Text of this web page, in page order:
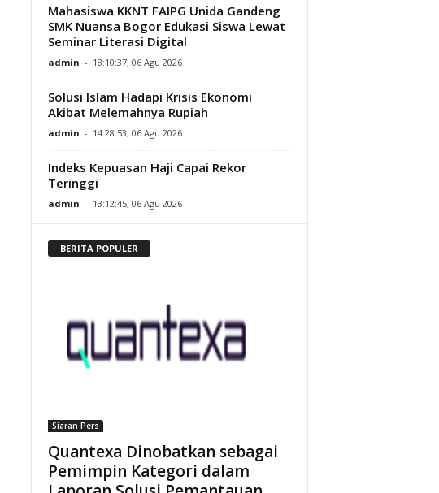
Mahasiswa KKNT FAIPG Unida Gandeng
SMK Nuansa Bogor Edukasi Siswa Lewat
Seminar Literasi Digital
admin - 18:10:37, 06 Agu 2026
Solusi Islam Hadapi Krisis Ekonomi
Akibat Melemahnya Rupiah
admin - 14:28:53, 06 Agu 2026
Indeks Kepuasan Haji Capai Rekor
Teringgi
admin - 13:12:45, 06 Agu 2026
BERITA POPULER
Siaran Pers
Quantexa Dinobatkan sebagai
Pemimpin Kategori dalam